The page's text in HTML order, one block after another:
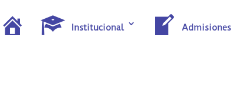
Institucional Admisiones